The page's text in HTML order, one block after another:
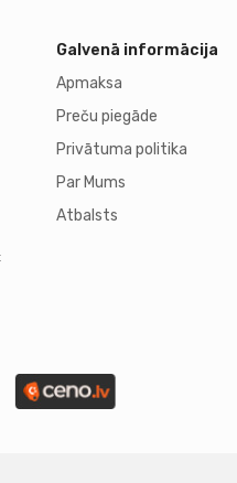
Galvenā informācija
Apmaksa
Preču piegāde
Privātuma politika
Par Mums
Atbalsts